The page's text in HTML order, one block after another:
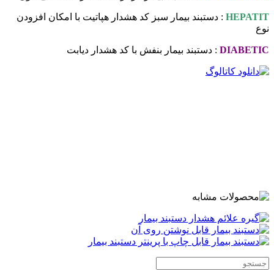
HEPATIT : دستبند بیمار سبز کد هشدار هپاتیت با امکان افزودن
نوع
DIABETIC : دستبند بیمار بنفش با کد هشدار دیابت